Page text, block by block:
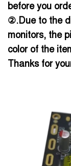
before you
②.Due to the
monitors, the
color of the
Thanks for